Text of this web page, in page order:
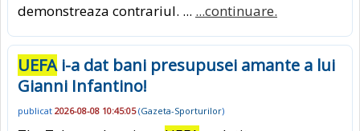
demonstreaza contrariul. ... ...continuare.
UEFAi-a dat bani presupusei amante a lui
Gianni Infantino!
publicat 2026-08-08 10:45:05(Gazeta-Sporturilor)